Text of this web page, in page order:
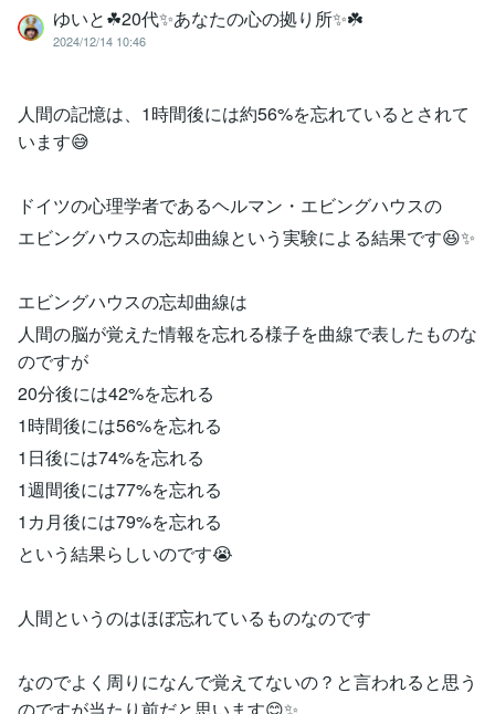
ゆいと☘20代✨あなたの心の拠り所✨☘️
2024/12/14 10:46
人間の記憶は、1時間後には約56%を忘れているとされて
います😅
ドイツの心理学者であるヘルマン・エビングハウスの
エビングハウスの忘却曲線という実験による結果です😆✨
エビングハウスの忘却曲線は
人間の脳が覚えた情報を忘れる様子を曲線で表したものな
のですが
20分後には42%を忘れる
1時間後には56%を忘れる
1日後には74%を忘れる
1週間後には77%を忘れる
1カ月後には79%を忘れる
という結果らしいのです😭
人間というのはほぼ忘れているものなのです
なのでよく周りになんで覚えてないの？と言われると思う
のですが当たり前だと思います😊✨